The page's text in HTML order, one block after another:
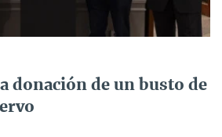
donación de un busto de